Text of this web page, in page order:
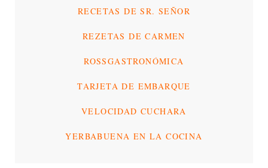
RECETAS DE SR. SEÑOR
REZETAS DE CARMEN
ROSSGASTRONÓMICA
TARJETA DE EMBARQUE
VELOCIDAD CUCHARA
YERBABUENA EN LA COCINA